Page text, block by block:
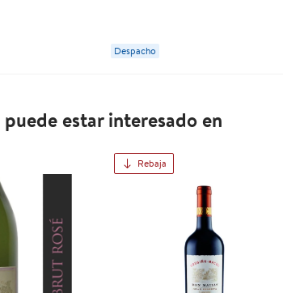
Despacho
estar interesado en
Rebaja